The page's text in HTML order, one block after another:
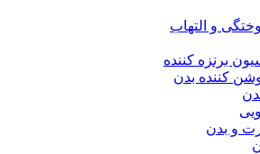
و التهاب
برنزه کننده
کننده بدن
و بدن